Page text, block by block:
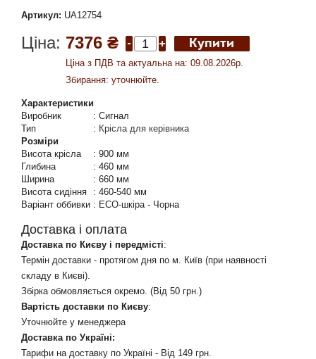
Артикул: UA12754
Ціна: 7376 ₴
Ціна з ПДВ та актуальна на: 09.08.2026р.
Збирання: уточнюйте.
Характеристики
Виробник
: Сигнал
Тип
: Крісла для керівника
Розміри
Висота крісла
: 900 мм
Глибина
: 460 мм
Ширина
: 660 мм
Висота сидіння
: 460-540 мм
Варіант оббивки : ECO-шкіра - Чорна
Доставка і оплата
Доставка по Києву і передмісті:
Термін доставки - протягом дня по м. Київ (при наявності
складу в Києві).
Збірка обмовляється окремо. (Від 50 грн.)
Вартість доставки по Києву:
Уточнюйте у менеджера
Доставка по Україні:
Тарифи на доставку по Україні - Від 149 грн.